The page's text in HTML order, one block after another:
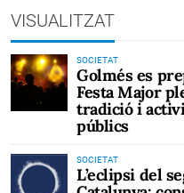
VISUALITZAT
SOCIETAT
Golmés es
Festa Major
tradició i
públics
SOCIETAT
L’eclipsi del